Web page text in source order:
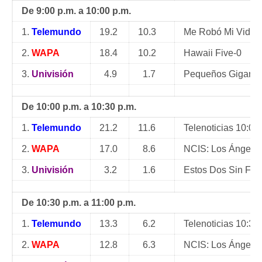
De 9:00 p.m. a 10:00 p.m.
1. Telemundo 19.2 10.3 Me Robó Mi Vida
2. WAPA 18.4 10.2 Hawaii Five-0
3. Univisión 4.9 1.7 Pequeños
De 10:00 p.m. a 10:30 p.m.
1. Telemundo 21.2 11.6 Telenoticias 10:00
2. WAPA 17.0 8.6 NCIS: Los
3. Univisión 3.2 1.6 Estos Dos Sin
De 10:30 p.m. a 11:00 p.m.
1. Telemundo 13.3 6.2 Telenoticias 10:30
2. WAPA 12.8 6.3 NCIS: Los